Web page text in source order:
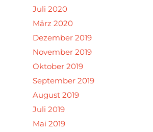
Juli 2020
März 2020
Dezember 2019
November 2019
Oktober 2019
September 2019
August 2019
Juli 2019
Mai 2019